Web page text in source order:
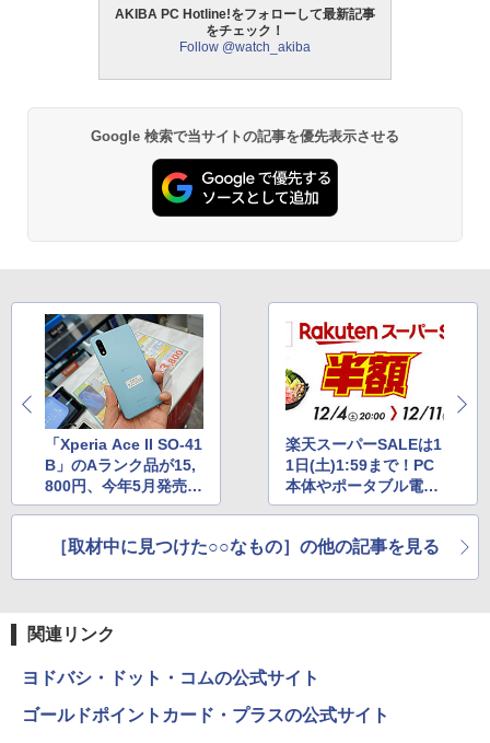
AKIBA PC Hotline!をフォローして最新記事
をチェック！
Follow @watch_akiba
Google 検索で当サイトの記事を優先表示させる
「Xperia Ace II SO-41
B」のAランク品が15,
800円、今年5月発売の
コンパクトスマホ
楽天スーパーSALEは1
1日(土)1:59まで！PC
本体やポータブル電
源、周辺機器やがお買
［取材中に見つけた○○なもの］の他の記事を見る
関連リンク
ヨドバシ・ドット・コムの公式サイト
ゴールドポイントカード・プラスの公式サイト